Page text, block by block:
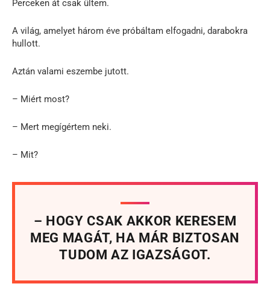
Perceken át csak ültem.
A világ, amelyet három éve próbáltam elfogadni, darabokra
hullott.
Aztán valami eszembe jutott.
– Miért most?
– Mert megígértem neki.
– Mit?
– HOGY CSAK AKKOR KERESEM
MEG MAGÁT, HA MÁR BIZTOSAN
TUDOM AZ IGAZSÁGOT.